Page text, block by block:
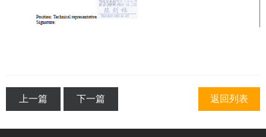
上一篇 下一篇 返回列表